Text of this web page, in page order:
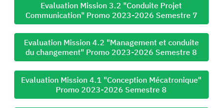
Evaluation Mission 3.2 "Conduite Projet
Communication" Promo 2023-2026 Semestre 7
Evaluation Mission 4.2 "Management et conduite
du changement" Promo 2023-2026 Semestre 8
Evaluation Mission 4.1 "Conception Mécatronique"
Promo 2023-2026 Semestre 8